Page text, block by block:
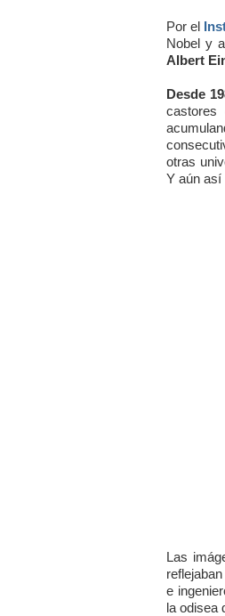
Por el
Nobel y
Albert
Desde
castores
otras
Y aún así
Las
e
la odisea